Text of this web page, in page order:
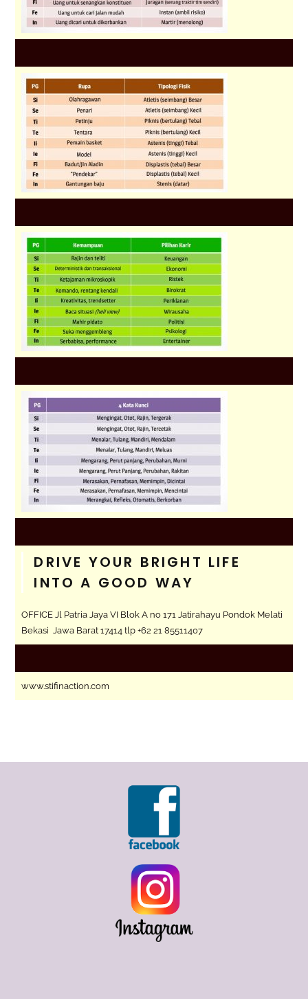
DRIVE YOUR BRIGHT LIFE
INTO A GOOD WAY
OFFICE Jl Patria Jaya VI Blok A no 171 Jatirahayu Pondok Melati
Bekasi Jawa Barat 17414 tlp +62 21 85511407
www.stifinaction.com